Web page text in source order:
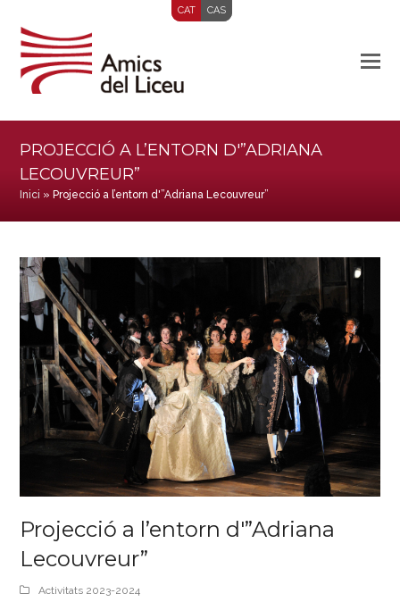
CAT CAS
PROJECCIÓ A L’ENTORN D'”ADRIANA
LECOUVREUR”
Inici » Projecció a l’entorn d'”Adriana Lecouvreur”
Projecció a l’entorn d'”Adriana
Lecouvreur”
Activitats 2023-2024